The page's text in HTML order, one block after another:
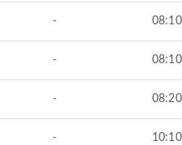
- 08:10
- 08:10
- 08:20
- 10:10